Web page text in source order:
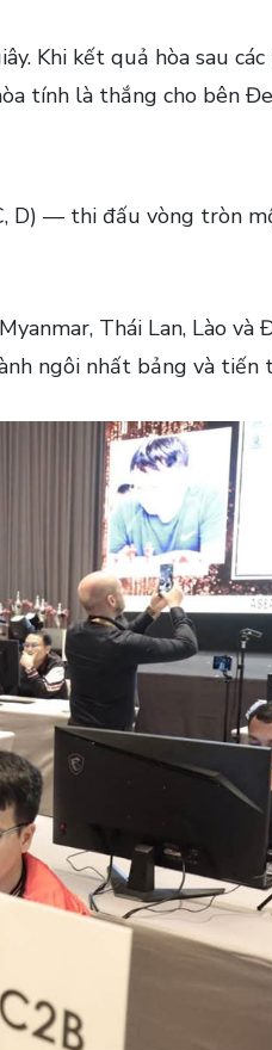
Khi kết quả hòa sau
tính là thắng cho bên
D) — thi đấu vòng tròn
Thái Lan, Lào
ngôi nhất bảng và tiến